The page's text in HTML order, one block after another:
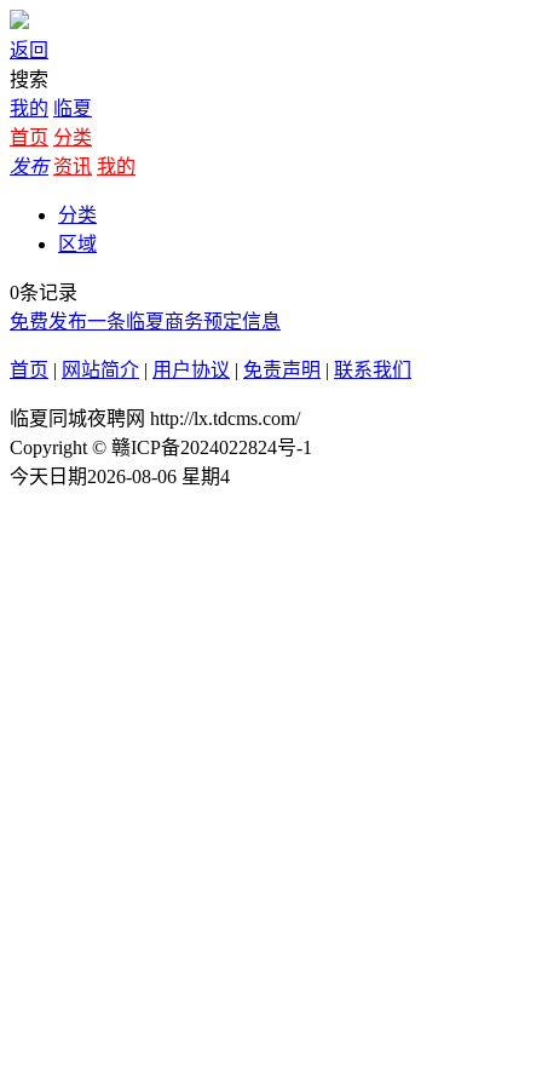
返回
搜索
我的 临夏
首页 分类
发布 资讯 我的
分类
区域
0条记录
免费发布一条临夏商务预定信息
首页 | 网站简介 | 用户协议 | 免责声明 | 联系我们
临夏同城夜聘网 http://lx.tdcms.com/
Copyright © 赣ICP备2024022824号-1
今天日期2026-08-06 星期4